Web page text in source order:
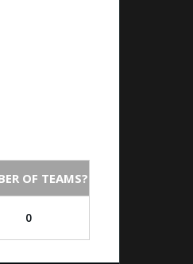
OF TEAMS?
0